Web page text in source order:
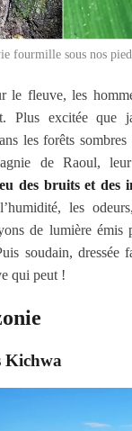
fourmille sous nos
le fleuve, les
Plus excitée que
les forêts
de Raoul,
des bruits et des
les
de lumière émis
soudain, dressée
qui peut !
Kichwa